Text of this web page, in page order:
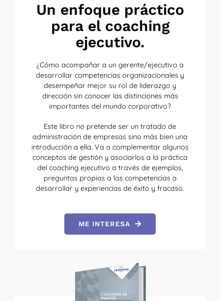
Un enfoque práctico
para el coaching
ejecutivo.
¿Cómo acompañar a un gerente/ejecutivo a
desarrollar competencias organizacionales y
desempeñar mejor su rol de liderazgo y
dirección sin conocer las distinciones más
importantes del mundo corporativo?
Este libro no pretende ser un tratado de
administración de empresas sino más bien una
introducción a ella. Va a complementar algunos
conceptos de gestión y asociarlos a la práctica
del coaching ejecutivo a través de ejemplos,
preguntas propias a las competencias a
desarrollar y experiencias de éxito y fracaso.
ME INTERESA